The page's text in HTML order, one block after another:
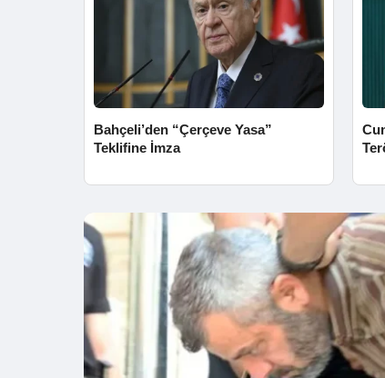
Bahçeli’den “Çerçeve Yasa”
Teklifine İmza